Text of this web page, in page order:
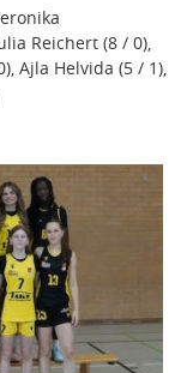
Reichert (8 / 0),
Ajla Helvida (5 / 1),